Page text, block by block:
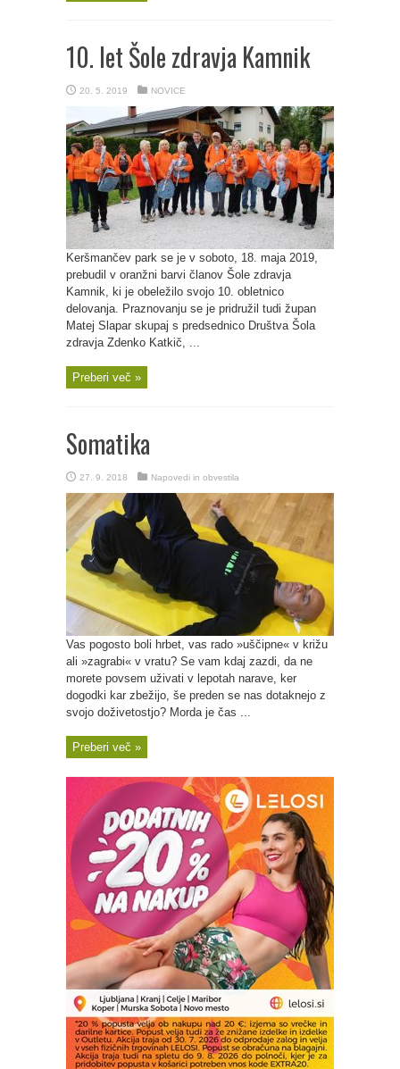
10. let Šole zdravja Kamnik
20. 5. 2019 NOVICE
Keršmančev park se je v soboto, 18. maja 2019,
prebudil v oranžni barvi članov Šole zdravja
Kamnik, ki je obeležilo svojo 10. obletnico
delovanja. Praznovanju se je pridružil tudi župan
Matej Slapar skupaj s predsednico Društva Šola
zdravja Zdenko Katkič, ...
Preberi več »
Somatika
27. 9. 2018 Napovedi in obvestila
Vas pogosto boli hrbet, vas rado »uščipne« v križu
ali »zagrabi« v vratu? Se vam kdaj zazdi, da ne
morete povsem uživati v lepotah narave, ker
dogodki kar zbežijo, še preden se nas dotaknejo z
svojo doživetostjo? Morda je čas ...
Preberi več »